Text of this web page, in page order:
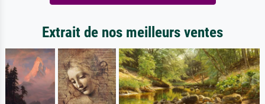
Extrait de nos meilleurs ventes